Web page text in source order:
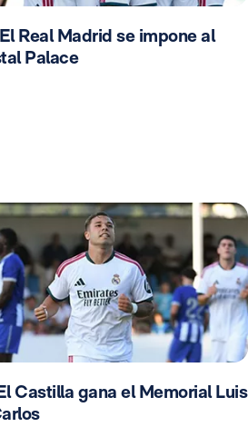
Real Madrid se impone al
Palace
Castilla gana el Memorial Luis